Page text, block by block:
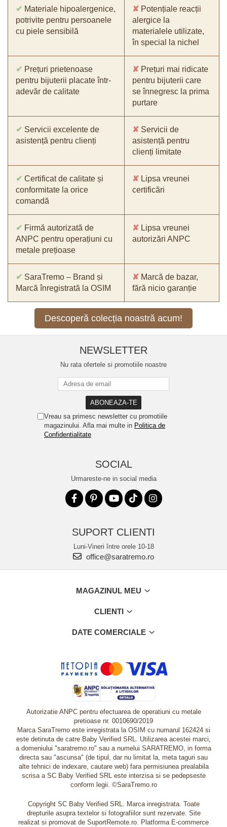
✔ Materiale hipoalergenice,
potrivite pentru persoanele
cu piele sensibilă
✘ Potențiale reacții
alergice la
materialele utilizate,
în special la nichel
✔ Prețuri prietenoase
pentru bijuterii placate într-
adevăr de calitate
✘ Prețuri mai ridicate
pentru bijuterii care
se înnegresc la prima
purtare
✔ Servicii excelente de
asistență pentru clienți
✘ Servicii de
asistență pentru
clienți limitate
✔ Certificat de calitate și
conformitate la orice
comandă
✘ Lipsa vreunei
certificări
✔ Firmă autorizată de
ANPC pentru operațiuni cu
metale prețioase
✘ Lipsa vreunei
autorizări ANPC
✔ SaraTremo – Brand și
Marcă înregistrată la OSIM
✘ Marcă de bazar,
fără nicio garanție
Descoperă colecția noastră acum!
NEWSLETTER
Nu rata ofertele si promotiile noastre
Vreau sa primesc newsletter cu promotiile
magazinului. Afla mai multe in Politica de
Confidentialitate
SOCIAL
Urmareste-ne in social media
SUPORT CLIENTI
Luni-Vineri între orele 10-18
office@saratremo.ro
MAGAZINUL MEU
CLIENTI
DATE COMERCIALE
Autorizatie ANPC pentru efectuarea de operatiuni cu metale
pretioase nr. 0010690/2019
Marca SaraTremo este inregistrata la OSIM cu numarul 162424 si
este detinuta de catre Baby Verified SRL. Utilizarea acestei marci,
a domeniului "saratremo.ro" sau a numelui SARATREMO, in forma
directa sau "ascunsa" (de tipul, dar nu limitat la, meta taguri sau
alte tehnici de indexare, cautare web) fara permisiunea prealabila
scrisa a SC Baby Verified SRL este interzisa si se pedepseste
conform legii. ©SaraTremo.ro
Copyright SC Baby Verified SRL. Marca inregistrata. Toate
drepturile asupra textelor si fotografiilor sunt rezervate. Site
realizat si promovat de SuportRemote.ro. Platforma E-commerce